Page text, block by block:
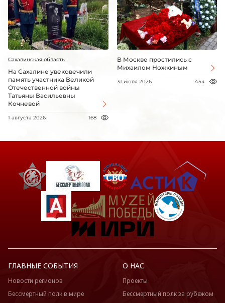
Сахалинская область
На Сахалине увековечили
память участника Великой
Отечественной войны
Татьяны Васильевны
Кочневой
1 августа 2026 168
В Москве простились с
Михаилом Ножкиным
31 июля 2026 454
ГЛАВНЫЕ СОБЫТИЯ
Новости регионов
Бессмертный полк в мире
О НАС
Проекты
Бессмертный полк за рубежом